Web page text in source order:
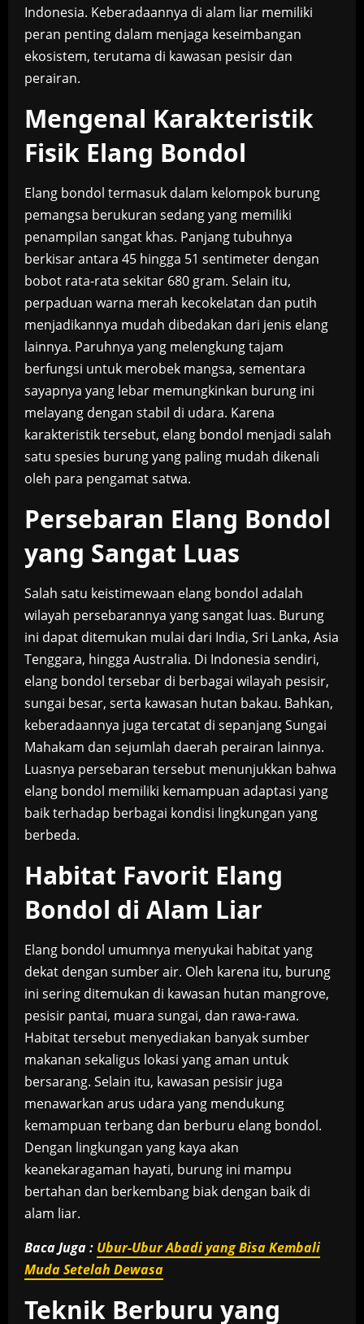
Indonesia. Keberadaannya di alam liar memiliki
peran penting dalam menjaga keseimbangan
ekosistem, terutama di kawasan pesisir dan
perairan.
Mengenal Karakteristik
Fisik Elang Bondol
Elang bondol termasuk dalam kelompok burung
pemangsa berukuran sedang yang memiliki
penampilan sangat khas. Panjang tubuhnya
berkisar antara 45 hingga 51 sentimeter dengan
bobot rata-rata sekitar 680 gram. Selain itu,
perpaduan warna merah kecokelatan dan putih
menjadikannya mudah dibedakan dari jenis elang
lainnya. Paruhnya yang melengkung tajam
berfungsi untuk merobek mangsa, sementara
sayapnya yang lebar memungkinkan burung ini
melayang dengan stabil di udara. Karena
karakteristik tersebut, elang bondol menjadi salah
satu spesies burung yang paling mudah dikenali
oleh para pengamat satwa.
Persebaran Elang Bondol
yang Sangat Luas
Salah satu keistimewaan elang bondol adalah
wilayah persebarannya yang sangat luas. Burung
ini dapat ditemukan mulai dari India, Sri Lanka, Asia
Tenggara, hingga Australia. Di Indonesia sendiri,
elang bondol tersebar di berbagai wilayah pesisir,
sungai besar, serta kawasan hutan bakau. Bahkan,
keberadaannya juga tercatat di sepanjang Sungai
Mahakam dan sejumlah daerah perairan lainnya.
Luasnya persebaran tersebut menunjukkan bahwa
elang bondol memiliki kemampuan adaptasi yang
baik terhadap berbagai kondisi lingkungan yang
berbeda.
Habitat Favorit Elang
Bondol di Alam Liar
Elang bondol umumnya menyukai habitat yang
dekat dengan sumber air. Oleh karena itu, burung
ini sering ditemukan di kawasan hutan mangrove,
pesisir pantai, muara sungai, dan rawa-rawa.
Habitat tersebut menyediakan banyak sumber
makanan sekaligus lokasi yang aman untuk
bersarang. Selain itu, kawasan pesisir juga
menawarkan arus udara yang mendukung
kemampuan terbang dan berburu elang bondol.
Dengan lingkungan yang kaya akan
keanekaragaman hayati, burung ini mampu
bertahan dan berkembang biak dengan baik di
alam liar.
Baca Juga : Ubur-Ubur Abadi yang Bisa Kembali
Muda Setelah Dewasa
Teknik Berburu yang